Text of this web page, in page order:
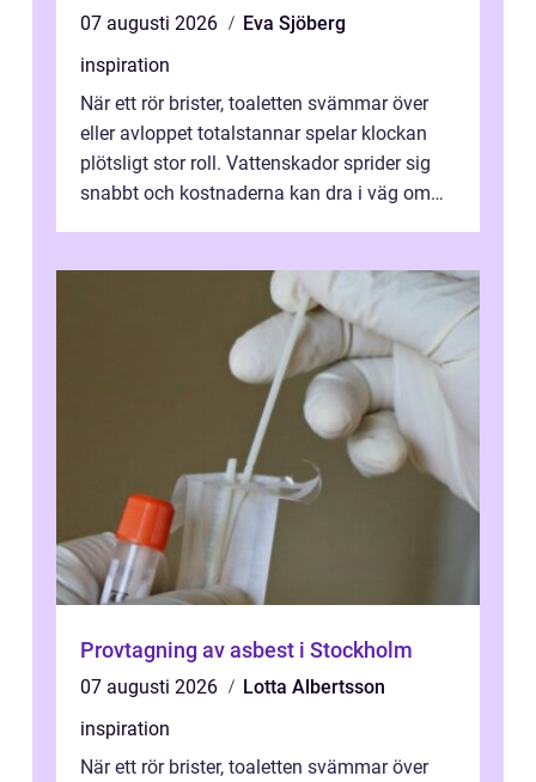
07 augusti 2026
Eva Sjöberg
inspiration
När ett rör brister, toaletten svämmar över
eller avloppet totalstannar spelar klockan
plötsligt stor roll. Vattenskador sprider sig
snabbt och kostnaderna kan dra i väg om
Provtagning av asbest i Stockholm
07 augusti 2026
Lotta Albertsson
inspiration
När ett rör brister, toaletten svämmar över